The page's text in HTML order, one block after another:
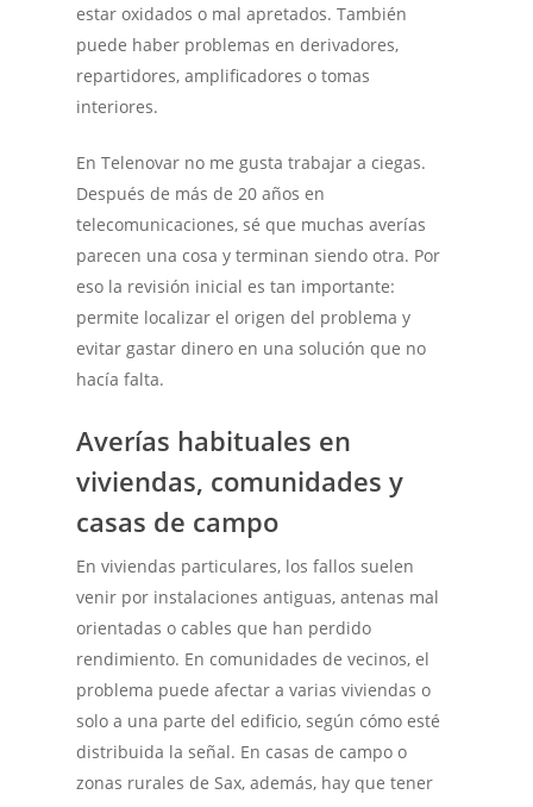
estar oxidados o mal apretados. También
puede haber problemas en derivadores,
repartidores, amplificadores o tomas
interiores.
En Telenovar no me gusta trabajar a ciegas.
Después de más de 20 años en
telecomunicaciones, sé que muchas averías
parecen una cosa y terminan siendo otra. Por
eso la revisión inicial es tan importante:
permite localizar el origen del problema y
evitar gastar dinero en una solución que no
hacía falta.
Averías habituales en
viviendas, comunidades y
casas de campo
En viviendas particulares, los fallos suelen
venir por instalaciones antiguas, antenas mal
orientadas o cables que han perdido
rendimiento. En comunidades de vecinos, el
problema puede afectar a varias viviendas o
solo a una parte del edificio, según cómo esté
distribuida la señal. En casas de campo o
zonas rurales de Sax, además, hay que tener